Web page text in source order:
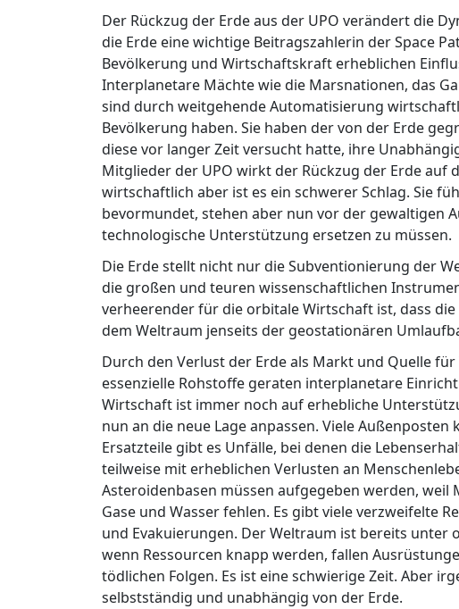
Der Rückzug der Erde aus der UPO verändert die
die Erde eine wichtige Beitragszahlerin der Space
Bevölkerung und Wirtschaftskraft erheblichen
Interplanetare Mächte wie die Marsnationen, das
sind durch weitgehende Automatisierung
Bevölkerung haben. Sie haben der von der Erde
diese vor langer Zeit versucht hatte, ihre
Mitglieder der UPO wirkt der Rückzug der Erde auf
wirtschaftlich aber ist es ein schwerer Schlag. Sie
bevormundet, stehen aber nun vor der gewaltigen
technologische Unterstützung ersetzen zu müssen.
Die Erde stellt nicht nur die Subventionierung der
die großen und teuren wissenschaftlichen
verheerender für die orbitale Wirtschaft ist, dass
dem Weltraum jenseits der geostationären
Durch den Verlust der Erde als Markt und Quelle
essenzielle Rohstoffe geraten interplanetare
Wirtschaft ist immer noch auf erhebliche
nun an die neue Lage anpassen. Viele
Ersatzteile gibt es Unfälle, bei denen die
teilweise mit erheblichen Verlusten an
Asteroidenbasen müssen aufgegeben werden,
Gase und Wasser fehlen. Es gibt viele verzweifelte
und Evakuierungen. Der Weltraum ist bereits
wenn Ressourcen knapp werden, fallen
tödlichen Folgen. Es ist eine schwierige Zeit. Aber
selbstständig und unabhängig von der Erde.